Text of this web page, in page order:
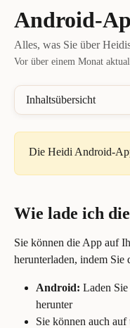
Android-
Alles, was Sie über
Vor über einem Monat
Inhaltsübersicht
Die Heidi Android-
Wie lade ich
Sie können die App auf
herunterladen, indem
Android: Laden Sie
herunter
Sie können auch auf